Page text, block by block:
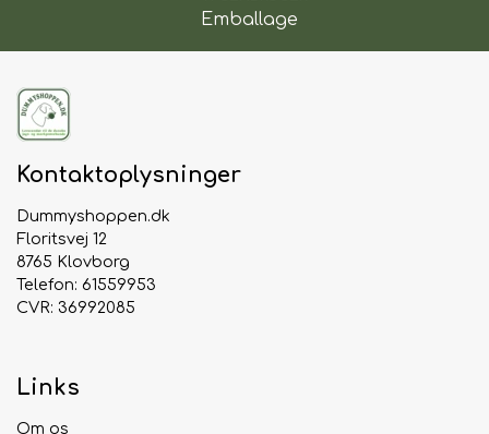
Emballage
Kontaktoplysninger
Dummyshoppen.dk
Floritsvej 12
8765 Klovborg
Telefon: 61559953
CVR: 36992085
Links
Om os